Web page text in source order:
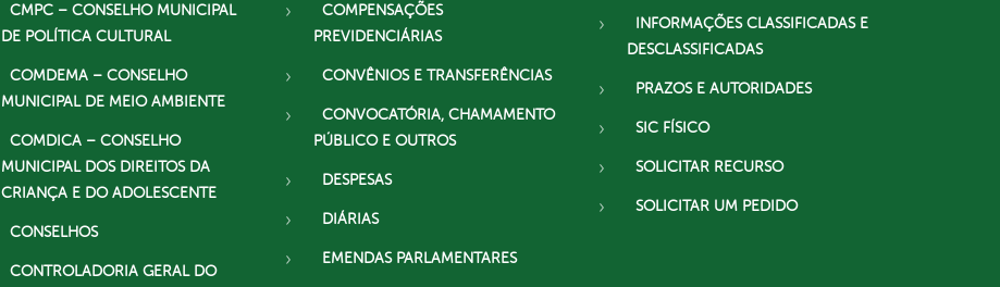
CMPC – CONSELHO MUNICIPAL
DE POLÍTICA CULTURAL
COMDEMA – CONSELHO
MUNICIPAL DE MEIO AMBIENTE
COMDICA – CONSELHO
MUNICIPAL DOS DIREITOS DA
CRIANÇA E DO ADOLESCENTE
CONSELHOS
CONTROLADORIA GERAL DO
COMPENSAÇÕES
PREVIDENCIÁRIAS
CONVÊNIOS E TRANSFERÊNCIAS
CONVOCATÓRIA, CHAMAMENTO
PÚBLICO E OUTROS
DESPESAS
DIÁRIAS
EMENDAS PARLAMENTARES
INFORMAÇÕES CLASSIFICADAS E
DESCLASSIFICADAS
PRAZOS E AUTORIDADES
SIC FÍSICO
SOLICITAR RECURSO
SOLICITAR UM PEDIDO